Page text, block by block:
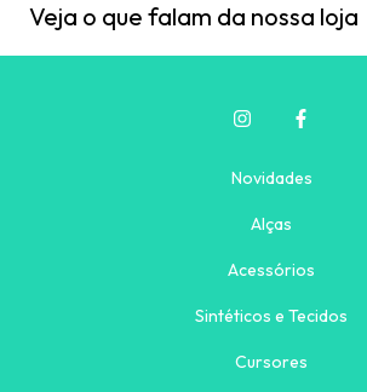
Veja o que falam da nossa loja
Novidades
Alças
Acessórios
Sintéticos e Tecidos
Cursores